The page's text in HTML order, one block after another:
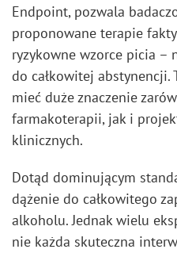
Endpoint, pozwala
proponowane terapie
ryzykowne wzorce picia –
do całkowitej abstynencji.
mieć duże znaczenie
farmakoterapii, jak i
klinicznych.
Dotąd dominującym
dążenie do całkowitego
alkoholu. Jednak wielu
nie każda skuteczna